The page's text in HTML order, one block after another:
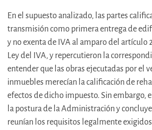
En el supuesto analizado, las partes
transmisión como primera entrega de
y no exenta de IVA al amparo del artículo
Ley del IVA, y repercutieron la
entender que las obras ejecutadas por el
inmuebles merecían la calificación de
efectos de dicho impuesto. Sin embargo,
la postura de la Administración y
reunían los requisitos legalmente